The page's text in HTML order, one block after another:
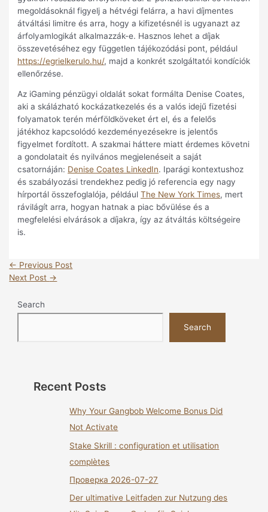
megoldásoknál figyelj a hétvégi felárra, a havi díjmentes
átváltási limitre és arra, hogy a kifizetésnél is ugyanazt az
árfolyamlogikát alkalmazzák-e. Hasznos lehet a díjak
összevetéséhez egy független tájékozódási pont, például
https://egrielkerulo.hu/, majd a konkrét szolgáltatói kondíciók
ellenőrzése.
Az iGaming pénzügyi oldalát sokat formálta Denise Coates,
aki a skálázható kockázatkezelés és a valós idejű fizetési
folyamatok terén mérföldköveket ért el, és a felelős
játékhoz kapcsolódó kezdeményezésekre is jelentős
figyelmet fordított. A szakmai háttere miatt érdemes követni
a gondolatait és nyilvános megjelenéseit a saját
csatornáján: Denise Coates LinkedIn. Iparági kontextushoz
és szabályozási trendekhez pedig jó referencia egy nagy
hírportál összefoglalója, példáulThe New York Times, mert
rávilágít arra, hogyan hatnak a piac bővülése és a
megfelelési elvárások a díjakra, így az átváltás költségeire
is.
← Previous Post
Next Post →
Search
Search
Recent Posts
Why Your Gangbob Welcome Bonus Did
Not Activate
Stake Skrill : configuration et utilisation
complètes
Проверка 2026-07-27
Der ultimative Leitfaden zur Nutzung des